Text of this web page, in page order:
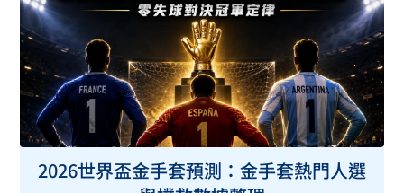
2026世界盃金手套預測：金手套熱門人選